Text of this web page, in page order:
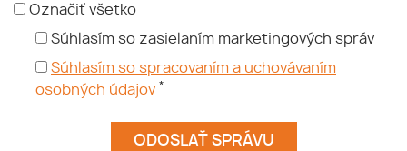
Označiť všetko
Súhlasím so zasielaním marketingových správ
Súhlasím so spracovaním a uchovávaním
osobných údajov *